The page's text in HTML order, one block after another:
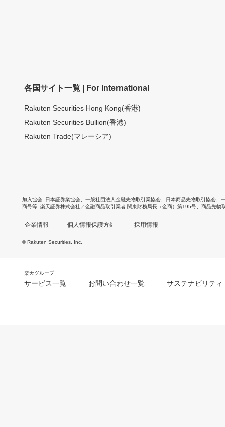
各国サイト一覧 | For International
Rakuten Securities Hong Kong(香港)
Rakuten Securities Bullion(香港)
Rakuten Trade(マレーシア)
加入協会 日本証券業協会 一般社団法人金融先物取引業協会 日本商品先物取引協会
商号等 楽天証券株式会社／金融商品取引業者 関東財務局長（金商）第195号、商品先物
企業情報 個人情報保護方針 採用情報
© Rakuten Securities, Inc.
楽天グループ
サービス一覧 お問い合わせ一覧 サステナビリティ